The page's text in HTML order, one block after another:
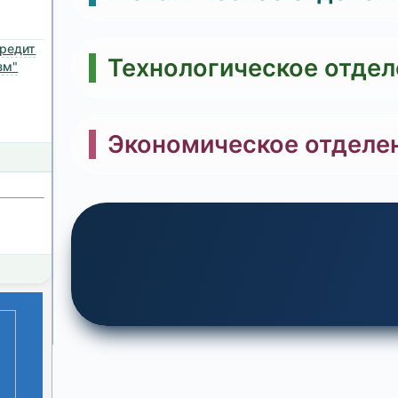
Технологическое
Экономическое